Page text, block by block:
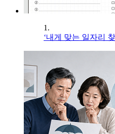
1.
‘내게 맞는 일자리